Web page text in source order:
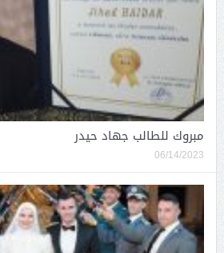
مبروك للطالب جهاد حيدر
06/14/2023